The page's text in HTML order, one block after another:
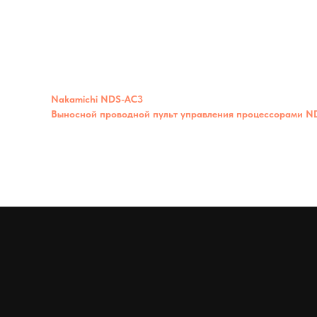
Nakamichi NDS-AC3
Выносной проводной пульт управления процессорами